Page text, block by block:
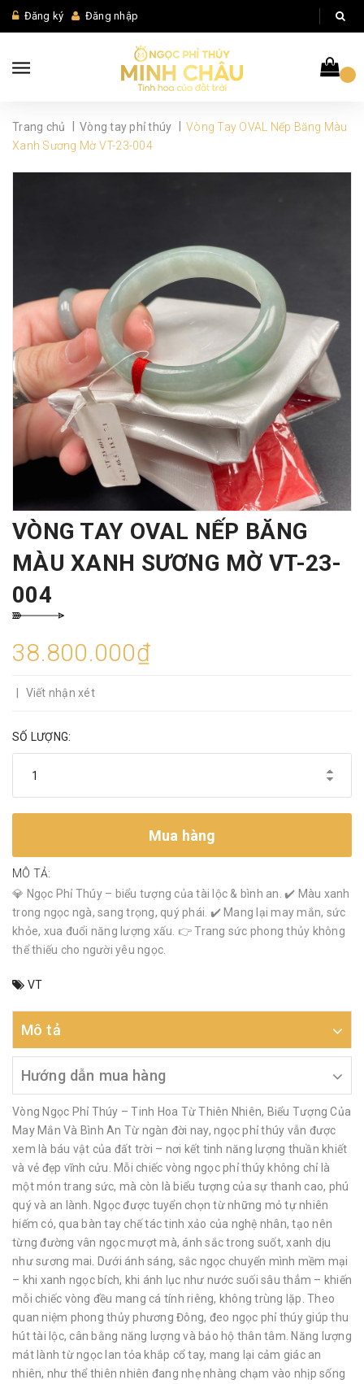
Đăng ký Đăng nhập
Trang chủ Vòng tay phỉ thúy
Vòng Tay OVAL Nếp Băng Màu
Xanh Sương Mờ VT-23-004
VÒNG TAY OVAL NẾP BĂNG
MÀU XANH SƯƠNG MỜ VT-23-
004
38.800.000₫
Viết nhận xét
SỐ LƯỢNG:
Mua hàng
MÔ TẢ:
💎 Ngọc Phỉ Thúy – biểu tượng của tài lộc & bình an. ✔️ Màu xanh
trong ngọc ngà, sang trọng, quý phái. ✔️ Mang lại may mắn, sức
khỏe, xua đuổi năng lượng xấu. 👉 Trang sức phong thủy không
thể thiếu cho người yêu ngọc.
VT
Mô tả
Hướng dẫn mua hàng
Vòng Ngọc Phỉ Thúy – Tinh Hoa Từ Thiên Nhiên, Biểu Tượng Của
May Mắn Và Bình An Từ ngàn đời nay, ngọc phỉ thúy vẫn được
xem là báu vật của đất trời – nơi kết tinh năng lượng thuần khiết
và vẻ đẹp vĩnh cửu. Mỗi chiếc vòng ngọc phỉ thúy không chỉ là
một món trang sức, mà còn là biểu tượng của sự thanh cao, phú
quý và an lành. Ngọc được tuyển chọn từ những mỏ tự nhiên
hiếm có, qua bàn tay chế tác tinh xảo của nghệ nhân, tạo nên
từng đường vân ngọc mượt mà, ánh sắc trong suốt, xanh dịu
như sương mai. Dưới ánh sáng, sắc ngọc chuyển mình mềm mại
– khi xanh ngọc bích, khi ánh lục như nước suối sâu thẳm – khiến
mỗi chiếc vòng đều mang cá tính riêng, không trùng lặp. Theo
quan niệm phong thủy phương Đông, đeo ngọc phỉ thúy giúp thu
hút tài lộc, cân bằng năng lượng và bảo hộ thân tâm. Năng lượng
mát lành từ ngọc lan tỏa khắp cổ tay, mang lại cảm giác an
nhiên, như thể thiên nhiên đang nhẹ nhàng chạm vào nhịp sống